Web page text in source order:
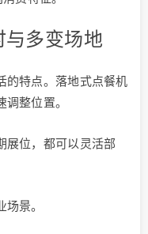
多变场地
的特点。落地式点餐机
整位置。
展位，都可以灵活部
景。